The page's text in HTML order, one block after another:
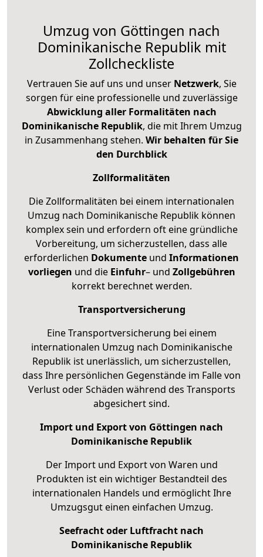
Umzug von Göttingen nach
Dominikanische Republik mit
Zollcheckliste
Vertrauen Sie auf uns und unser Netzwerk, Sie
sorgen für eine professionelle und zuverlässige
Abwicklung aller Formalitäten nach
Dominikanische Republik, die mit Ihrem Umzug
in Zusammenhang stehen. Wir behalten für Sie
den Durchblick
Zollformalitäten
Die Zollformalitäten bei einem internationalen
Umzug nach Dominikanische Republik können
komplex sein und erfordern oft eine gründliche
Vorbereitung, um sicherzustellen, dass alle
erforderlichen Dokumente und Informationen
vorliegen und die Einfuhr– und Zollgebühren
korrekt berechnet werden.
Transportversicherung
Eine Transportversicherung bei einem
internationalen Umzug nach Dominikanische
Republik ist unerlässlich, um sicherzustellen,
dass Ihre persönlichen Gegenstände im Falle von
Verlust oder Schäden während des Transports
abgesichert sind.
Import und Export von Göttingen nach
Dominikanische Republik
Der Import und Export von Waren und
Produkten ist ein wichtiger Bestandteil des
internationalen Handels und ermöglicht Ihre
Umzugsgut einen einfachen Umzug.
Seefracht oder Luftfracht nach
Dominikanische Republik